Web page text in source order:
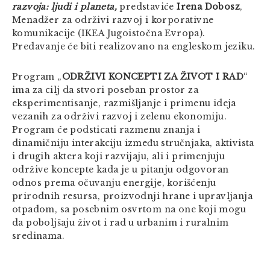
razvoja: ljudi i planeta,predstavićeIrena Dobosz,
Menadžer za održivi razvoj i korporativne
komunikacije (IKEA Jugoistočna Evropa).
Predavanje će biti realizovano na engleskom jeziku.
Program „ODRŽIVI KONCEPTI ZA ŽIVOT I RAD“
ima za cilj da stvori poseban prostor za
eksperimentisanje, razmišljanje i primenu ideja
vezanih za održivi razvoj i zelenu ekonomiju.
Program će podsticati razmenu znanja i
dinamičniju interakciju između stručnjaka, aktivista
i drugih aktera koji razvijaju, ali i primenjuju
održive koncepte kada je u pitanju odgovoran
odnos prema očuvanju energije, korišćenju
prirodnih resursa, proizvodnji hrane i upravljanja
otpadom, sa posebnim osvrtom na one koji mogu
da poboljšaju život i rad u urbanim i ruralnim
sredinama.